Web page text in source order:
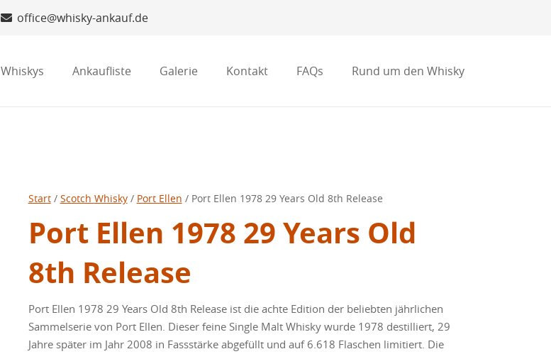
office@whisky-ankauf.de
Whiskys Ankaufliste Galerie Kontakt FAQs Rund um den Whisky
Start/ Scotch Whisky/ Port Ellen / Port Ellen 1978 29 Years Old 8th Release
Port Ellen 1978 29 Years Old
8th Release
Port Ellen 1978 29 Years Old 8th Release ist die achte Edition der beliebten jährlichen
Sammelserie von Port Ellen. Dieser feine Single Malt Whisky wurde 1978 destilliert, 29
Jahre später im Jahr 2008 in Fassstärke abgefüllt und auf 6.618 Flaschen limitiert. Die